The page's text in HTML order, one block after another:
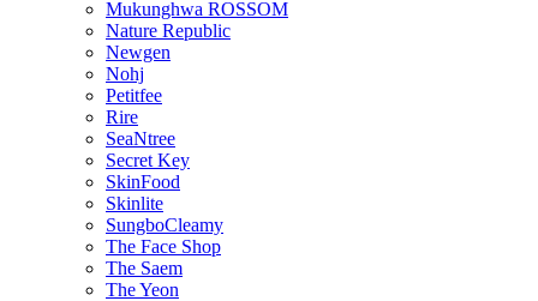
Mukunghwa ROSSOM
Nature Republic
Newgen
Nohj
Petitfee
Rire
SeaNtree
Secret Key
SkinFood
Skinlite
SungboCleamy
The Face Shop
The Saem
The Yeon